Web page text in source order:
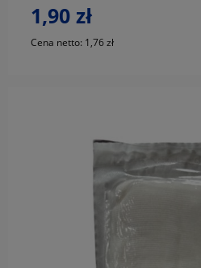
1,90 zł
Cena netto: 1,76 zł